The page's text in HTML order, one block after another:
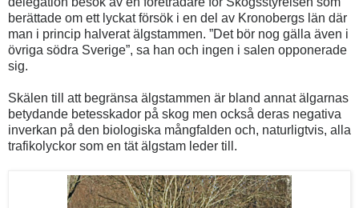
berättade om ett lyckat försök i en del av Kronobergs län där
man i princip halverat älgstammen. ”Det bör nog gälla även i
övriga södra Sverige”, sa han och ingen i salen opponerade
sig.
Skälen till att begränsa älgstammen är bland annat älgarnas
betydande betesskador på skog men också deras negativa
inverkan på den biologiska mångfalden och, naturligtvis, alla
trafikolyckor som en tät älgstam leder till.